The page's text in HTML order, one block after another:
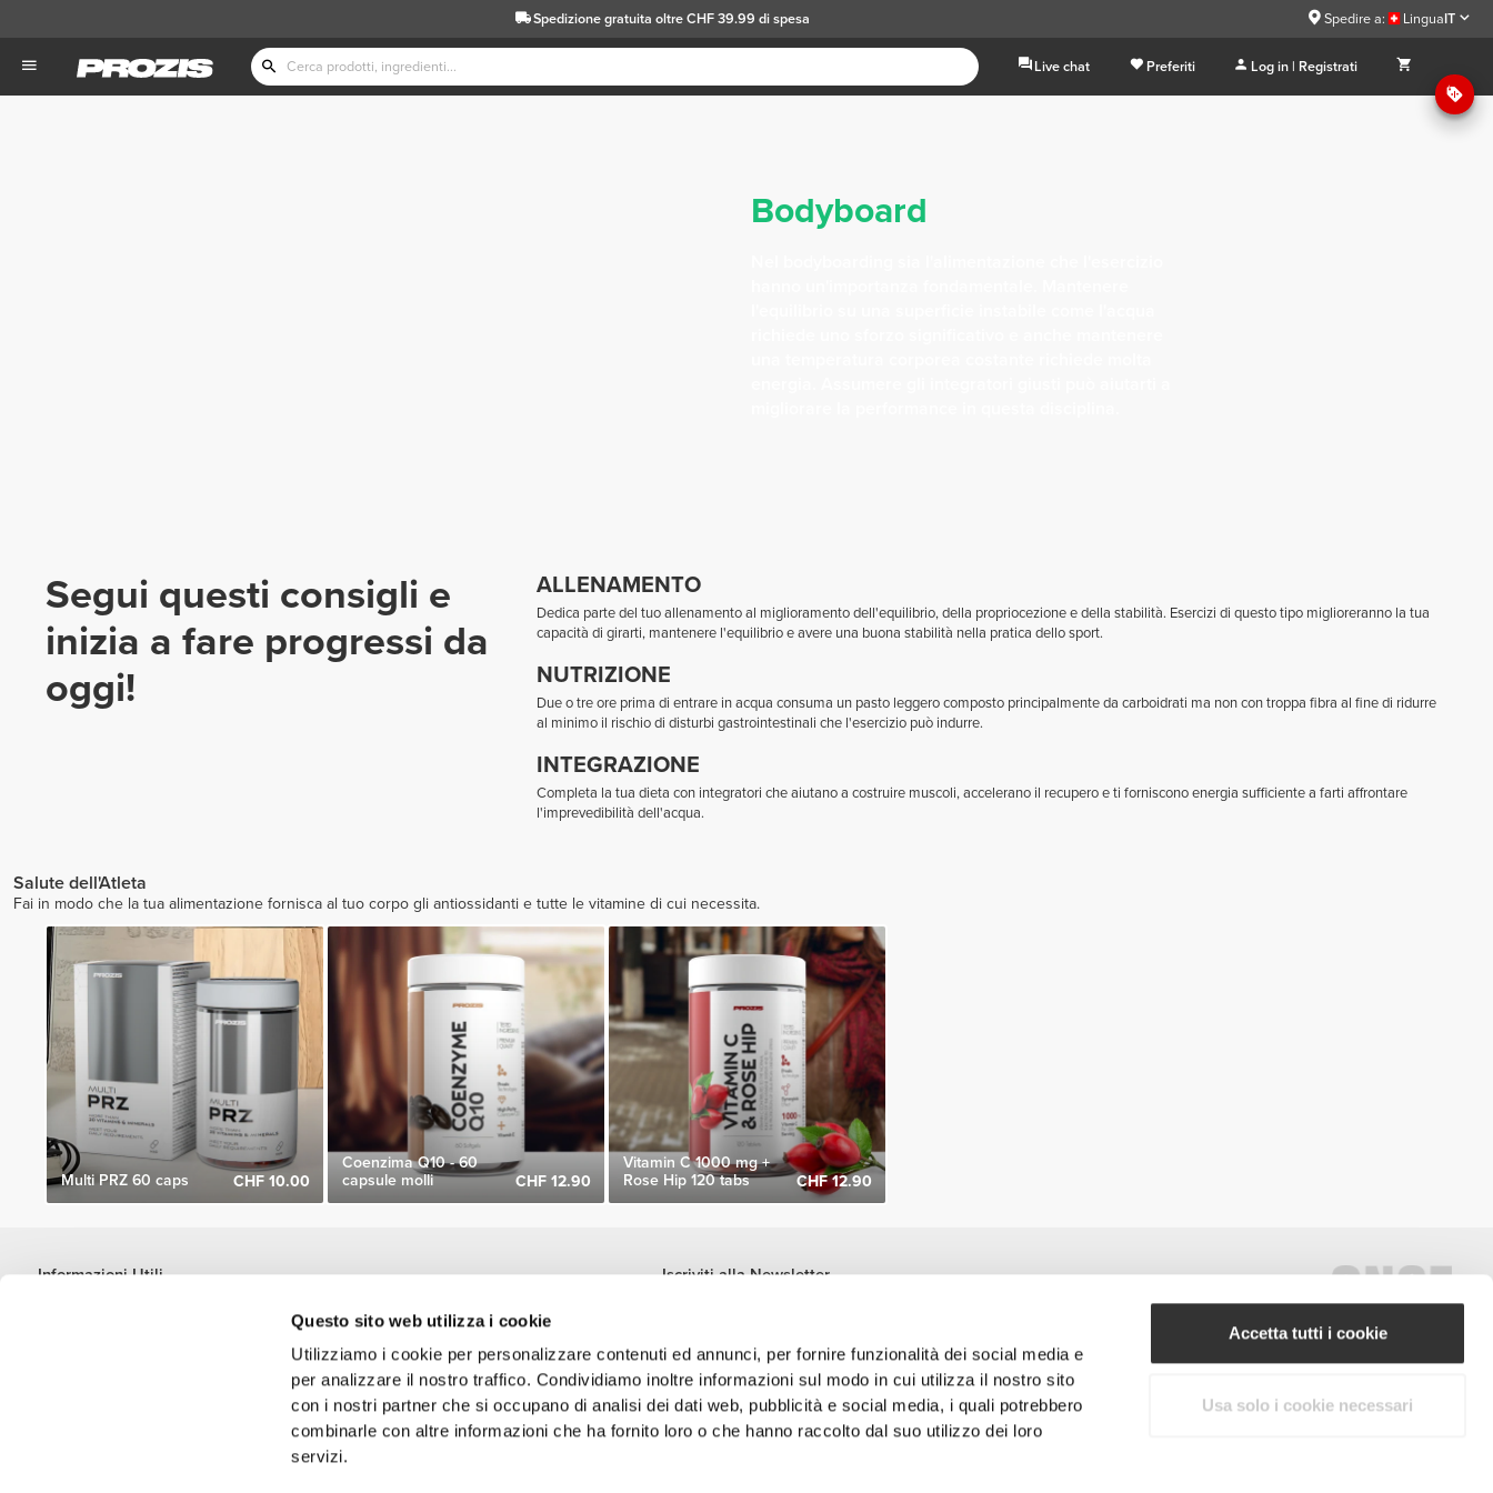
Questo sito web utilizza i cookie
Utilizziamo i cookie per personalizzare contenuti ed annunci, per fornire funzionalità dei social media e
per analizzare il nostro traffico. Condividiamo inoltre informazioni sul modo in cui utilizza il nostro sito
con i nostri partner che si occupano di analisi dei dati web, pubblicità e social media, i quali potrebbero
combinarle con altre informazioni che ha fornito loro o che hanno raccolto dal suo utilizzo dei loro
servizi.
Accetta tutti i cookie
Usa solo i cookie necessari
Spedizione gratuita oltre CHF 39.99 di spesa Spedire a: LinguaIT
Live chat Preferiti Log in | Registrati
Bodyboard
Segui questi consigli e
inizia a fare progressi da
oggi!
ALLENAMENTO
Dedica parte del tuo allenamento al miglioramento dell'equilibrio, della propriocezione e della stabilità. Esercizi di questo tipo miglioreranno la tua
capacità di girarti, mantenere l'equilibrio e avere una buona stabilità nella pratica dello sport.
NUTRIZIONE
Due o tre ore prima di entrare in acqua consuma un pasto leggero composto principalmente da carboidrati ma non con troppa fibra al fine di ridurre
al minimo il rischio di disturbi gastrointestinali che l'esercizio può indurre.
INTEGRAZIONE
Completa la tua dieta con integratori che aiutano a costruire muscoli, accelerano il recupero e ti forniscono energia sufficiente a farti affrontare
l'imprevedibilità dell'acqua.
Salute dell'Atleta
Fai in modo che la tua alimentazione fornisca al tuo corpo gli antiossidanti e tutte le vitamine di cui necessita.
Multi PRZ 60 caps CHF 10.00
Coenzima Q10 - 60
capsule molli
CHF 12.90
Vitamin C 1000 mg +
Rose Hip 120 tabs
CHF 12.90
Informazioni Utili
Iscriviti alla Newsletter
#ExceedYourself